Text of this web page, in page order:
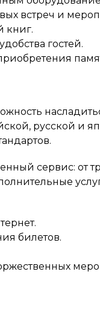
встреч и
книг.
гостей.
русской и
сервис: от
билетов.